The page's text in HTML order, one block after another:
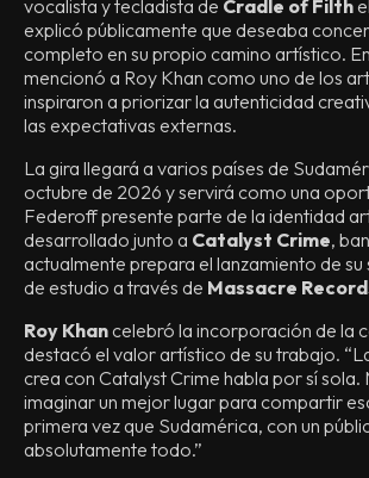
vocalista y tecladista de Cradle of Filth
explicó públicamente que deseaba
completo en su propio camino artístico.
mencionó a Roy Khan como uno de los
inspiraron a priorizar la autenticidad
las expectativas externas.
La gira llegará a varios países de
octubre de 2026 y servirá como una
Federoff presente parte de la identidad
desarrollado junto a Catalyst Crime,
actualmente prepara el lanzamiento de su
de estudio a través de Massacre
Roy Khan celebró la incorporación de la
destacó el valor artístico de su trabajo.
crea con Catalyst Crime habla por sí sola.
imaginar un mejor lugar para compartir
primera vez que Sudamérica, con un
absolutamente todo.”